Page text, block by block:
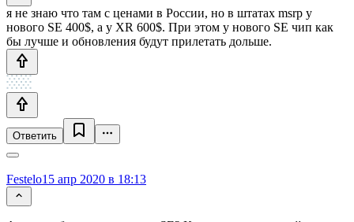
я не знаю что там с ценами в России, но в штатах msrp у
нового SE 400$, а у XR 600$. При этом у нового SE чип как
бы лучше и обновления будут прилетать дольше.
Ответить
Festelo15 апр 2020 в 18:13